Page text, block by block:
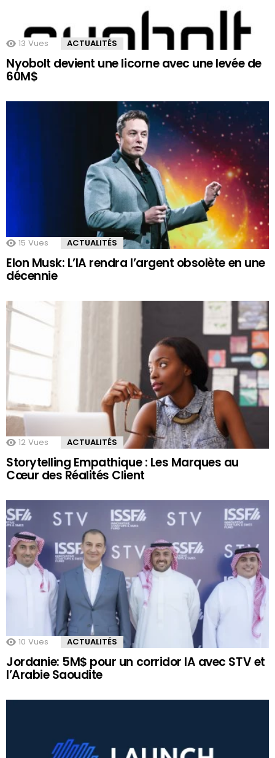
13 Vues ACTUALITÉS
Nyobolt devient une licorne avec une levée de
60M$
15 Vues ACTUALITÉS
Elon Musk: L’IA rendra l’argent obsolète en une
décennie
12 Vues ACTUALITÉS
Storytelling Empathique : Les Marques au
Cœur des Réalités Client
10 Vues ACTUALITÉS
Jordanie: 5M$ pour un corridor IA avec STV et
l’Arabie Saoudite